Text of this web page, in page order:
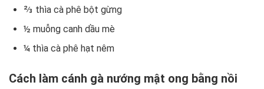
⅔ thìa cà phê bột gừng
½ muỗng canh dầu mè
¼ thìa cà phê hạt nêm
Cách làm cánh gà nướng mật ong bằng nồi